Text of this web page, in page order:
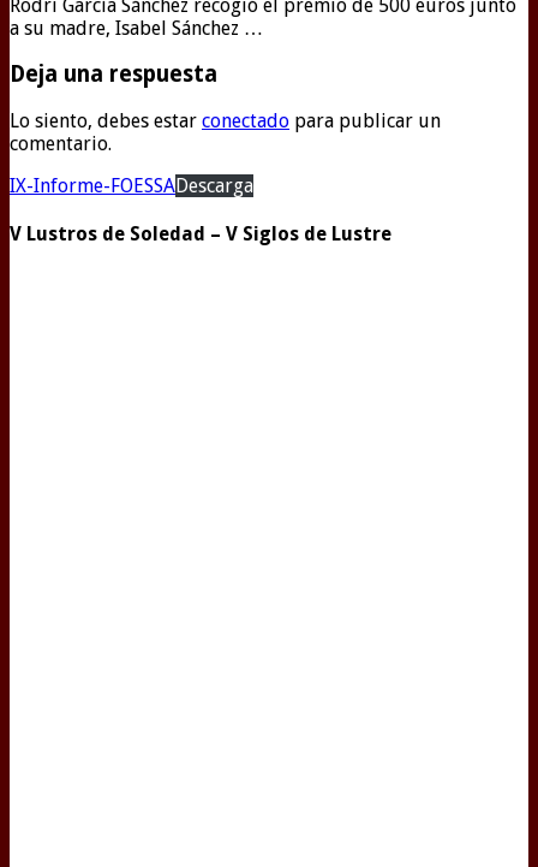
Rodri García Sánchez recogió el premio de 500 euros junto
a su madre, Isabel Sánchez …
Deja una respuesta
Lo siento, debes estar conectado para publicar un
comentario.
IX-Informe-FOESSADescarga
V Lustros de Soledad – V Siglos de Lustre